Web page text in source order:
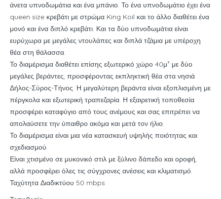
άνετα υπνοδωμάτια και ένα μπάνιο. Το ένα υπνοδωμάτιο έχει ένα
queen size κρεβάτι με στρώμα King Koil και το άλλο διαθέτει ένα
μονό και ένα διπλό κρεβάτι. Και τα δύο υπνοδωμάτια είναι
ευρύχωρα με μεγάλες ντουλάπες και διπλά τζάμια με υπέροχη
θέα στη θάλασσα.
Το διαμέρισμα διαθέτει επίσης εξωτερικό χώρο 40μ² με δύο
μεγάλες βεράντες, προσφέροντας εκπληκτική θέα στα νησιά
Δήλος-Σύρος-Τήνος. Η μεγαλύτερη βεράντα είναι εξοπλισμένη με
πέργκολα και εξωτερική τραπεζαρία. Η εξαιρετική τοποθεσία
προσφέρει καταφύγιο από τους ανέμους και σας επιτρέπει να
απολαύσετε την ύπαιθρο ακόμα και μετά τον ήλιο.
Το διαμέρισμα είναι μια νέα κατασκευή υψηλής ποιότητας και
σχεδιασμού.
Είναι χτισμένο σε μυκονικό στιλ με ξύλινο δάπεδο και οροφή,
αλλά προσφέρει όλες τις σύγχρονες ανέσεις και κλιματισμό.
Ταχύτητα Διαδικτύου 50 mbps